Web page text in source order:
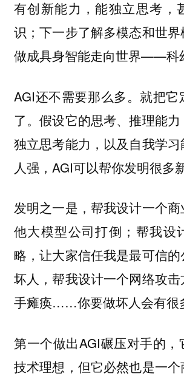
有创新能力，能独立思考，
识；下一步了解多模态和世
做成具身智能走向世界——科
AGI还不需要那么多。就把
了。假设它的思考、推理能力
独立思考能力，以及自我学
人强，AGI可以帮你发明很多
发明之一是，帮我设计一个
他大模型公司打倒；帮我设
略，让大家信任我是最可信
坏人，帮我设计一个网络攻
手瘫痪……你要做坏人会有很
第一个做出AGI碾压对手的，
技术理想，但它必然也是一